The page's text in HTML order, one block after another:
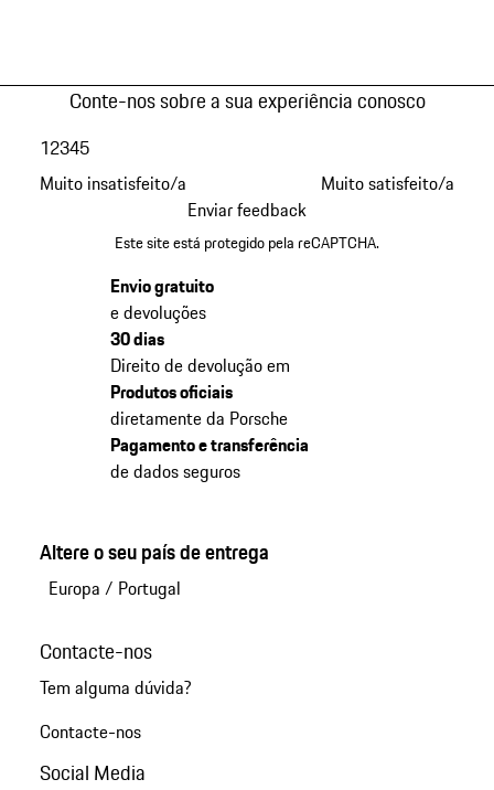
Conte-nos sobre a sua experiência conosco
Muito insatisfeito/a
12345
Muito satisfeito/a
Enviar feedback
Este site está protegido pela reCAPTCHA.
Envio gratuito
e devoluções
30 dias
Direito de devolução em
Produtos oficiais
diretamente da Porsche
Pagamento e transferência
de dados seguros
Altere o seu país de entrega
Europa / Portugal
Contacte-nos
Tem alguma dúvida?
Contacte-nos
Social Media